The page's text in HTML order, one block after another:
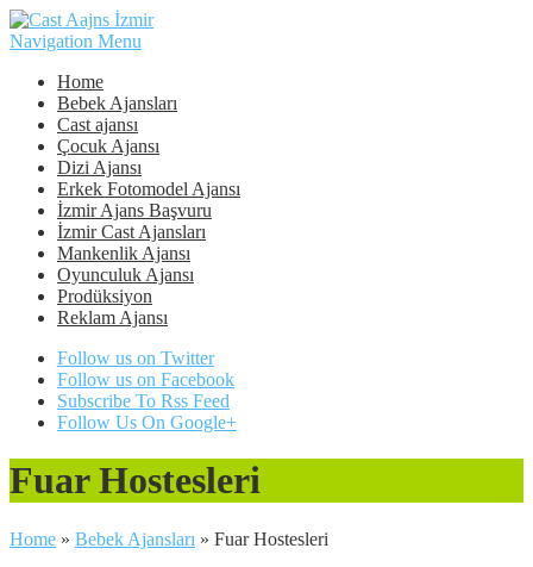
Navigation Menu
Home
Bebek Ajansları
Cast ajansı
Çocuk Ajansı
Dizi Ajansı
Erkek Fotomodel Ajansı
İzmir Ajans Başvuru
İzmir Cast Ajansları
Mankenlik Ajansı
Oyunculuk Ajansı
Prodüksiyon
Reklam Ajansı
Follow us on Twitter
Follow us on Facebook
Subscribe To Rss Feed
Follow Us On Google+
Fuar Hostesleri
Home » Bebek Ajansları » Fuar Hostesleri